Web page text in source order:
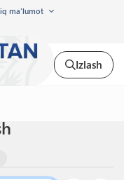
ma'lumot
Izlash